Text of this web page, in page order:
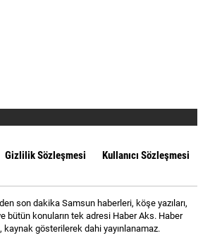
Gizlilik Sözleşmesi Kullanıcı Sözleşmesi
son dakika Samsun haberleri, köşe yazıları,
bütün konuların tek adresi Haber Aks. Haber
kaynak gösterilerek dahi yayınlanamaz.